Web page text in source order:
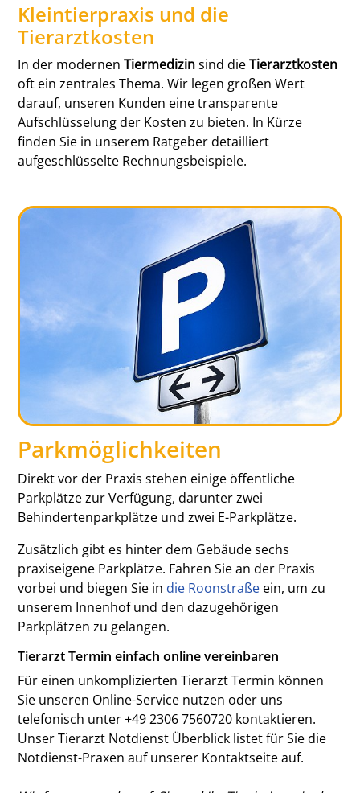
Kleintierpraxis und die
Tierarztkosten
In der modernenTiermedizinsind dieTierarztkosten
oft ein zentrales Thema. Wir legen großen Wert
darauf, unseren Kunden eine transparente
Aufschlüsselung der Kosten zu bieten. In Kürze
finden Sie in unserem Ratgeber detailliert
aufgeschlüsselte Rechnungsbeispiele.
Parkmöglichkeiten
Direkt vor der Praxis stehen einige öffentliche
Parkplätze zur Verfügung, darunter zwei
Behindertenparkplätze und zwei E-Parkplätze.
Zusätzlich gibt es hinter dem Gebäude sechs
praxiseigene Parkplätze. Fahren Sie an der Praxis
vorbei und biegen Sie in die Roonstraße ein, um zu
unserem Innenhof und den dazugehörigen
Parkplätzen zu gelangen.
Tierarzt Termin einfach online vereinbaren
Für einen unkomplizierten Tierarzt Termin können
Sie unseren Online-Service nutzen oder uns
telefonisch unter +49 2306 7560720 kontaktieren.
Unser Tierarzt Notdienst Überblick listet für Sie die
Notdienst-Praxen auf unserer Kontaktseite auf.